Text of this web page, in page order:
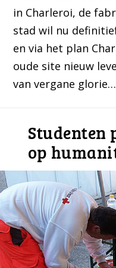
in Charleroi, de
stad wil nu
en via het plan
oude site nieuw
van vergane
Studenten
op